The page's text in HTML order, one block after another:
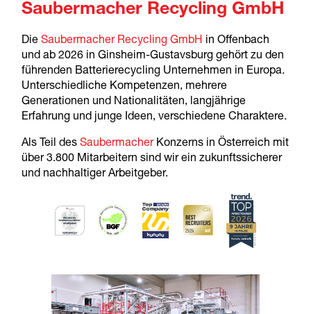
Saubermacher Recycling GmbH
Die Saubermacher Recycling GmbH in Offenbach
und ab 2026 in Ginsheim-Gustavsburg gehört zu den
führenden Batterierecycling Unternehmen in Europa.
Unterschiedliche Kompetenzen, mehrere
Generationen und Nationalitäten, langjährige
Erfahrung und junge Ideen, verschiedene Charaktere.
Als Teil des Saubermacher Konzerns in Österreich mit
über 3.800 Mitarbeitern sind wir ein zukunftssicherer
und nachhaltiger Arbeitgeber.